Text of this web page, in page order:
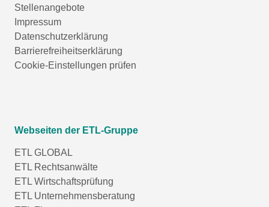
Stellenangebote
Impressum
Datenschutzerklärung
Barrierefreiheitserklärung
Cookie-Einstellungen prüfen
Webseiten der ETL-Gruppe
ETL GLOBAL
ETL Rechtsanwälte
ETL Wirtschaftsprüfung
ETL Unternehmensberatung